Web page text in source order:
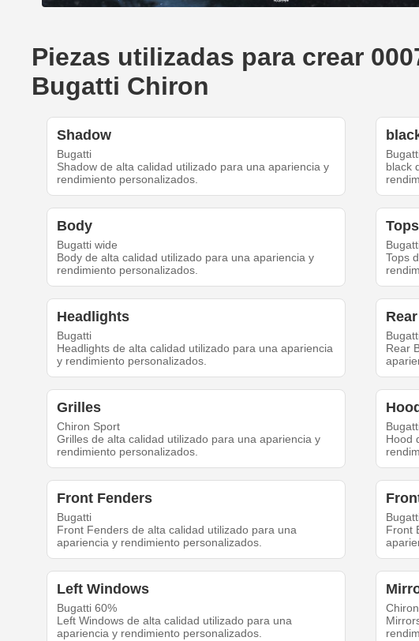
Piezas utilizadas para crear
Bugatti Chiron
Shadow
Bugatti
Shadow de alta calidad utilizado para una apariencia y
rendimiento personalizados.
black
Body
Bugatti wide
Body de alta calidad utilizado para una apariencia y
rendimiento personalizados.
Tops
Tops
Headlights
Bugatti
Headlights de alta calidad utilizado para una apariencia
y rendimiento personalizados.
Rear
Grilles
Chiron Sport
Grilles de alta calidad utilizado para una apariencia y
rendimiento personalizados.
Hood
Hood
Front Fenders
Bugatti
Front Fenders de alta calidad utilizado para una
apariencia y rendimiento personalizados.
Front
Left Windows
Bugatti 60%
Left Windows de alta calidad utilizado para una
apariencia y rendimiento personalizados.
Chiron